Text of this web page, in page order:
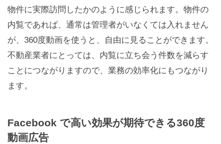
物件に実際訪問したかのように感じられます。物件の
内覧であれば、通常は管理者がいなくては入れません
が、360度動画を使うと、自由に見ることができます。
不動産業者にとっては、内覧に立ち会う件数を減らす
ことにつながりますので、業務の効率化にもつながり
ます。
Facebook で高い効果が期待できる360度
動画広告